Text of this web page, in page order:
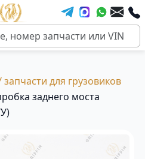
для грузовиков
заднего моста